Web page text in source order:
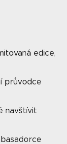
edice,
průvodce
navštívit